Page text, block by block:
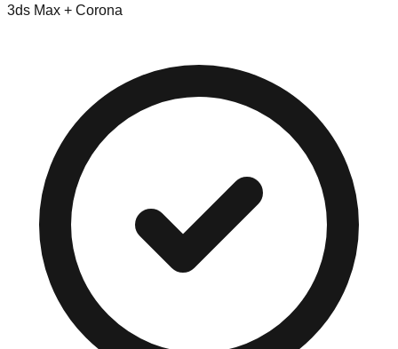
3ds Max + Corona